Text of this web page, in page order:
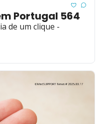
Portugal 564
de um clique -